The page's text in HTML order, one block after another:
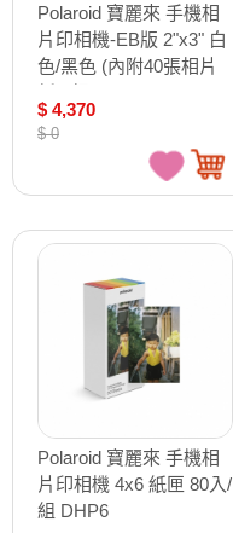
Polaroid 寶麗來 手機相
片印相機-EB版 2"x3" 白
色/黑色 (內附40張相片
$ 4,370
$ 0
Polaroid 寶麗來 手機相
片印相機 4x6 紙匣 80入/
組 DHP6